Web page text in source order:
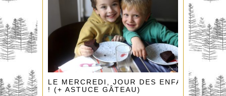
LE MERCREDI, JOUR DES ENFANTS
! (+ ASTUCE GÂTEAU)